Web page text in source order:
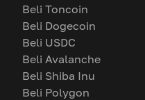
Beli Toncoin
Beli Dogecoin
Beli USDC
Beli Avalanche
Beli Shiba Inu
Beli Polygon